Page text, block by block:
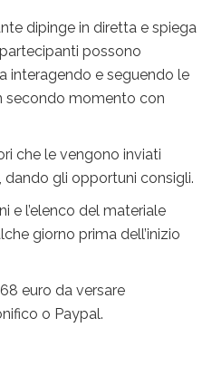
dipinge in diretta e spiega
possono
interagendo e seguendo le
secondo momento con
che le vengono inviati
gli opportuni consigli.
e l’elenco del materiale
giorno prima dell’inizio
euro da versare
o Paypal.